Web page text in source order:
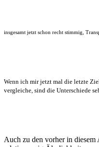
insgesamt jetzt schon recht stimmig,
Wenn ich mir jetzt mal die letzte
vergleiche, sind die Unterschiede
Auch zu den vorher in